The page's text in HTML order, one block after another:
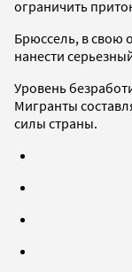
ограничить
Брюссель, в свою
нанести
Уровень
Мигранты
силы страны.